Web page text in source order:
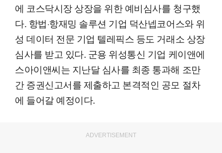
에 코스닥시장 상장을 위한 예비심사를 청구했
다. 항법·항재밍 솔루션 기업 덕산넵코어스와 위
성 데이터 전문 기업 텔레픽스 등도 거래소 상장
심사를 받고 있다. 군용 위성통신 기업 케이앤에
스아이앤씨는 지난달 심사를 최종 통과해 조만
간 증권신고서를 제출하고 본격적인 공모 절차
에 들어갈 예정이다.
ADVERTISEMENT